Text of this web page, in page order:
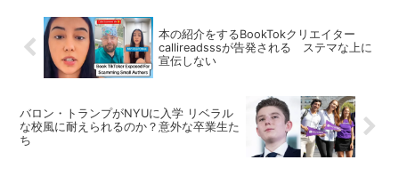
本の紹介をするBookTokクリエイター
callireadsssが告発される ステマな上に
宣伝しない
バロン・トランプがNYUに入学 リベラル
な校風に耐えられるのか？意外な卒業生た
ち